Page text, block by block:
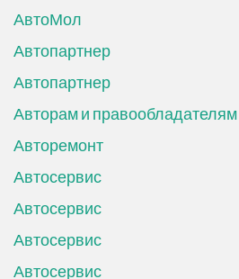
АвтоМол
Автопартнер
Автопартнер
Авторам и правообладателям
Авторемонт
Автосервис
Автосервис
Автосервис
Автосервис